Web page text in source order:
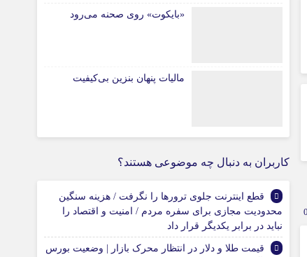
«بایکوت» روی صحنه می‌رود
مالیات پنهان بنزین بی‌کیفیت
کاربران به دنبال چه موضوعی هستند؟
قطع اینترنت جلوی ترورها را نگرفت / هزینه سنگین
محدودیت مجازی برای سفره مردم / امنیت و اقتصاد را
نباید در برابر یکدیگر قرار داد
قیمت طلا و دلار در انتظار محرک بازار | وضعیت بورس